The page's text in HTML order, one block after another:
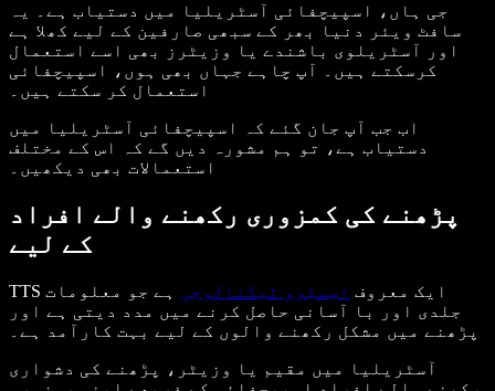
جی ہاں، اسپیچفائی آسٹریلیا میں دستیاب ہے۔ یہ
سافٹ ویئر دنیا بھر کے سبھی صارفین کے لیے کھلا ہے
اور آسٹریلوی باشندے یا وزیٹرز بھی اسے استعمال
کرسکتے ہیں۔ آپ چاہے جہاں بھی ہوں، اسپیچفائی
استعمال کر سکتے ہیں۔
اب جب آپ جان گئے کہ اسپیچفائی آسٹریلیا میں
دستیاب ہے، تو ہم مشورہ دیں گے کہ اس کے مختلف
استعمالات بھی دیکھیں۔
پڑھنے کی کمزوری رکھنے والے افراد
کے لیے
TTS ایک معروف اسِسٹِوو ٹیکنالوجی ہے جو معلومات
جلدی اور با آسانی حاصل کرنے میں مدد دیتی ہے اور
پڑھنے میں مشکل رکھنے والوں کے لیے بہت کارآمد ہے۔
آسٹریلیا میں مقیم یا وزیٹر، پڑھنے کی دشواری